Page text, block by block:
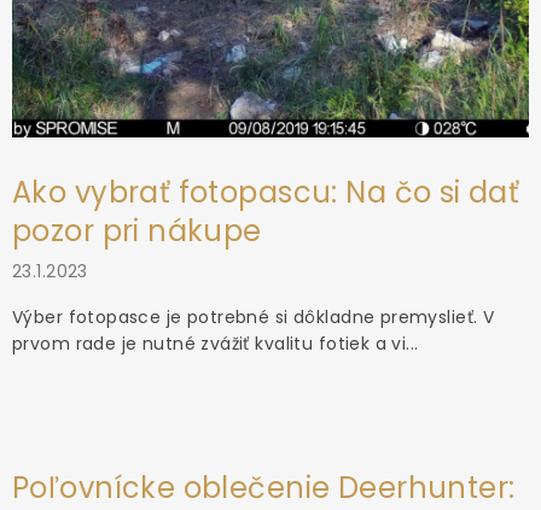
Ako vybrať fotopascu: Na čo si dať
pozor pri nákupe
23.1.2023
Výber fotopasce je potrebné si dôkladne premyslieť. V
prvom rade je nutné zvážiť kvalitu fotiek a vi...
Poľovnícke oblečenie Deerhunter: